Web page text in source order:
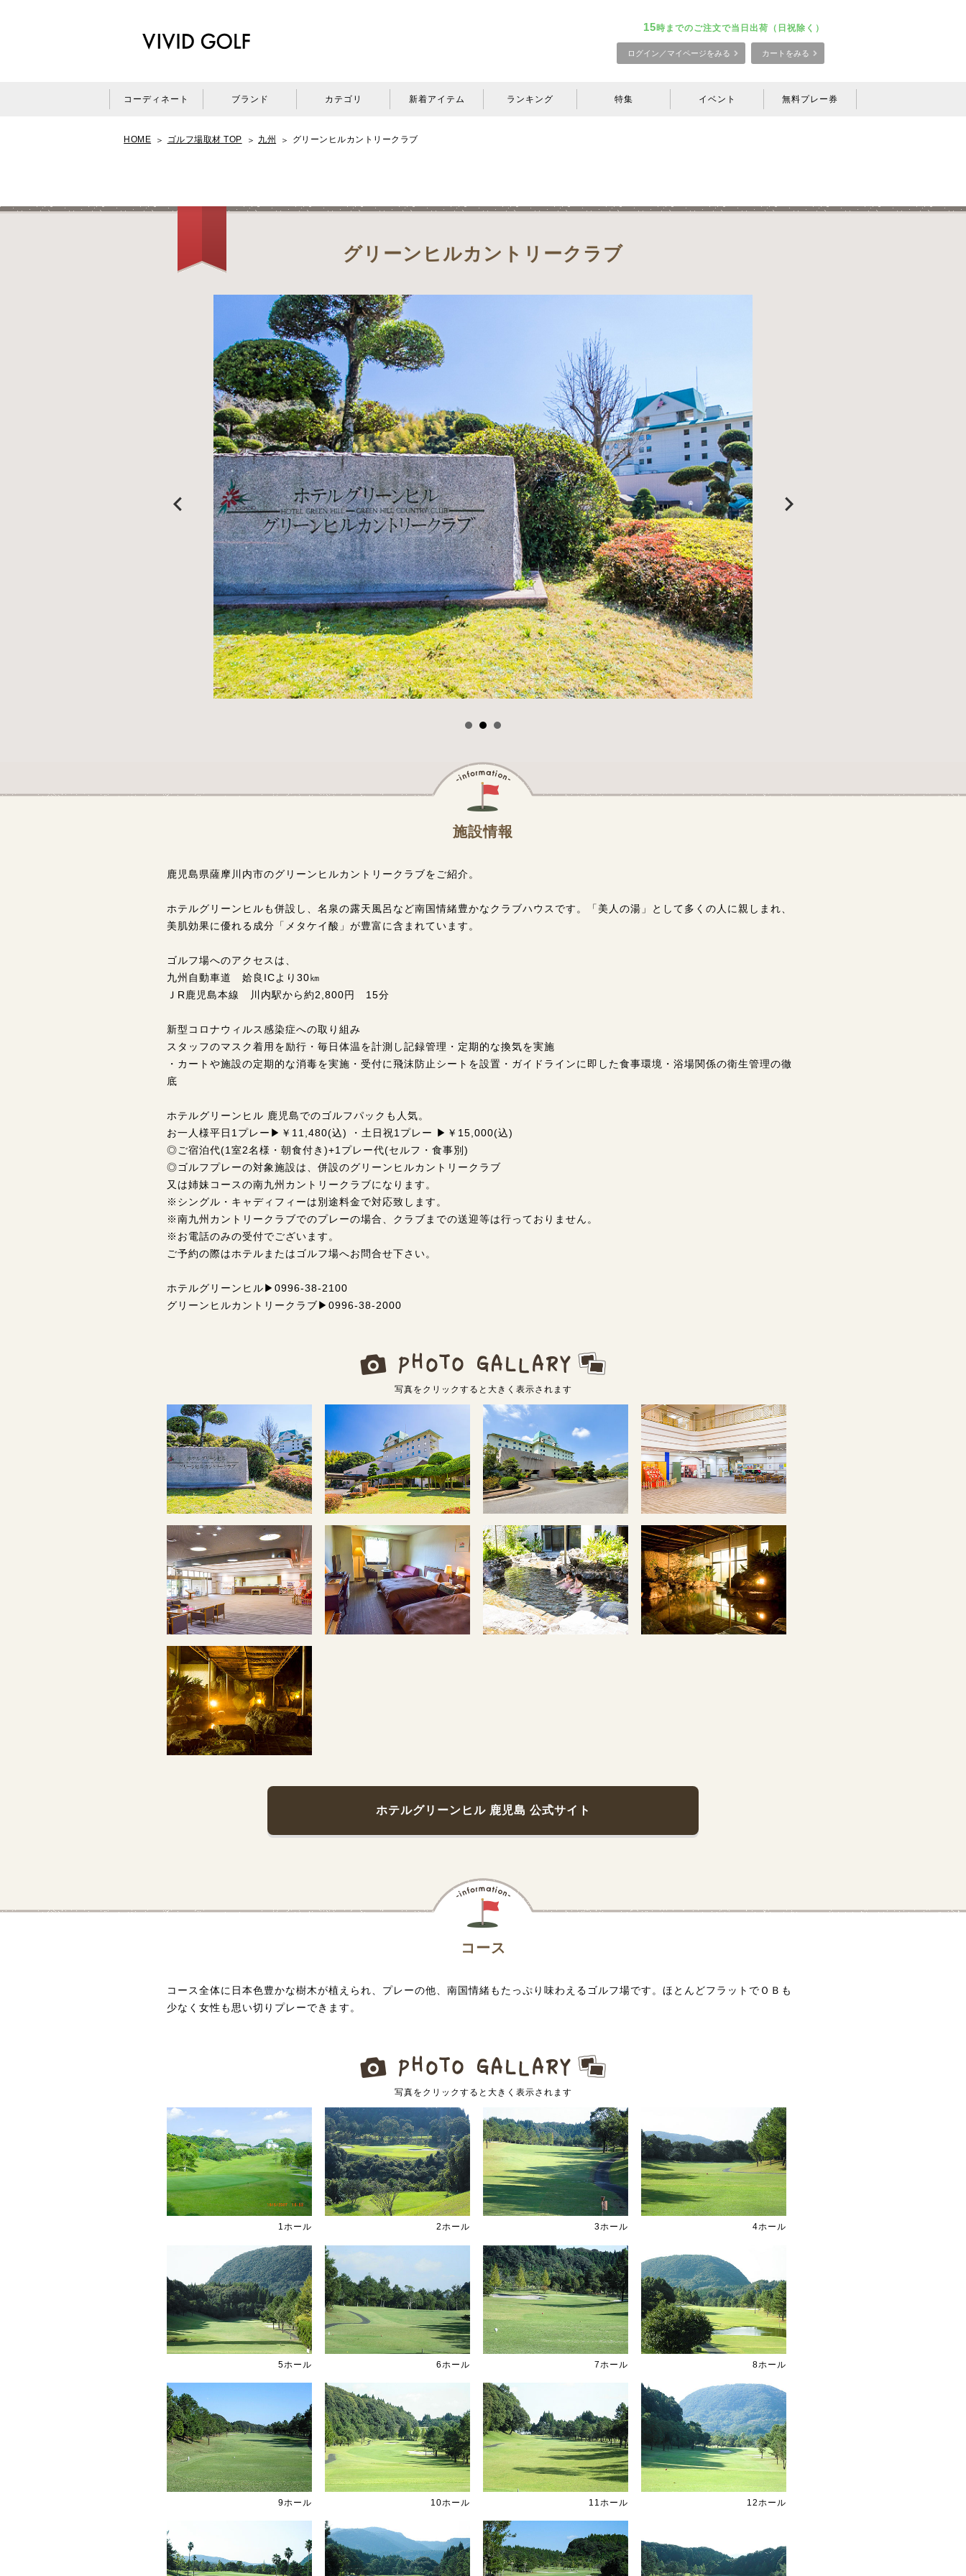
15時までのご注文で当日出荷（日祝除く）
ログイン／マイページをみる カートをみる
コーディネート ブランド カテゴリ 新着アイテム ランキング 特集 イベント 無料プレー券
HOME ゴルフ場取材 TOP 九州 グリーンヒルカントリークラブ
グリーンヒルカントリークラブ
施設情報
鹿児島県薩摩川内市のグリーンヒルカントリークラブをご紹介。
ホテルグリーンヒルも併設し、名泉の露天風呂など南国情緒豊かなクラブハウスです。「美人の湯」として多くの人に親しまれ、
美肌効果に優れる成分「メタケイ酸」が豊富に含まれています。
ゴルフ場へのアクセスは、
九州自動車道 姶良ICより30㎞
ＪR鹿児島本線 川内駅から約2,800円 15分
新型コロナウィルス感染症への取り組み
スタッフのマスク着用を励行・毎日体温を計測し記録管理・定期的な換気を実施
・カートや施設の定期的な消毒を実施・受付に飛沫防止シートを設置・ガイドラインに即した食事環境・浴場関係の衛生管理の徹
底
ホテルグリーンヒル 鹿児島でのゴルフパックも人気。
お一人様平日1プレー▶￥11,480(込) ・土日祝1プレー ▶￥15,000(込)
◎ご宿泊代(1室2名様・朝食付き)+1プレー代(セルフ・食事別)
◎ゴルフプレーの対象施設は、併設のグリーンヒルカントリークラブ
又は姉妹コースの南九州カントリークラブになります。
※シングル・キャディフィーは別途料金で対応致します。
※南九州カントリークラブでのプレーの場合、クラブまでの送迎等は行っておりません。
※お電話のみの受付でございます。
ご予約の際はホテルまたはゴルフ場へお問合せ下さい。
ホテルグリーンヒル▶0996-38-2100
グリーンヒルカントリークラブ▶0996-38-2000
写真をクリックすると大きく表示されます
ホテルグリーンヒル 鹿児島 公式サイト
コース
コース全体に日本色豊かな樹木が植えられ、プレーの他、南国情緒もたっぷり味わえるゴルフ場です。ほとんどフラットでＯＢも
少なく女性も思い切りプレーできます。
写真をクリックすると大きく表示されます
1ホール 2ホール 3ホール 4ホール
5ホール 6ホール 7ホール 8ホール
9ホール 10ホール 11ホール 12ホール